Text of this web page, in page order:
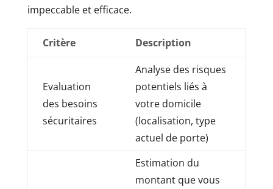
impeccable et efficace.
Critère Description
Evaluation
des besoins
sécuritaires
Analyse des risques
potentiels liés à
votre domicile
(localisation, type
actuel de porte)
Estimation du
montant que vous